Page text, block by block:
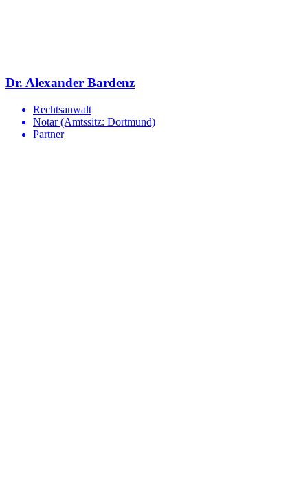
Dr. Alexander Bardenz
Rechtsanwalt
Notar (Amtssitz: Dortmund)
Partner